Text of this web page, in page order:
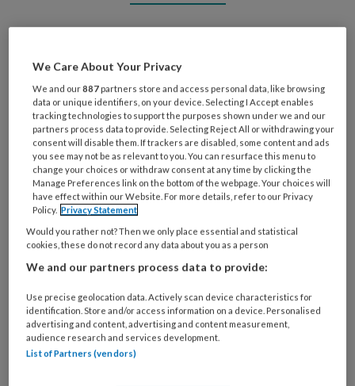
Maak gratis een account aan en lees 2
artikelen gratis per maand
Al een account of abonnement?Log dan in
Wat
is
je
e-
mailadres?
* *
Kies
wachtwoord* *
Kies
je
functie *
Bij
We Care About Your Privacy
We and our887 partners store and access personal data, like browsing
data or unique identifiers, on your device. Selecting I Accept enables
tracking technologies to support the purposes shown under we and our
partners process data to provide. Selecting Reject All or withdrawing your
consent will disable them. If trackers are disabled, some content and ads
you see may not be as relevant to you. You can resurface this menu to
change your choices or withdraw consent at any time by clicking the
Manage Preferences link on the bottom of the webpage. Your choices will
have effect within our Website. For more details, refer to our Privacy
Policy. Privacy Statement
Would you rather not? Then we only place essential and statistical
cookies, these do not record any data about you as a person
We and our partners process data to provide:
Use precise geolocation data. Actively scan device characteristics for
identification. Store and/or access information on a device. Personalised
advertising and content, advertising and content measurement,
audience research and services development.
List of Partners (vendors)